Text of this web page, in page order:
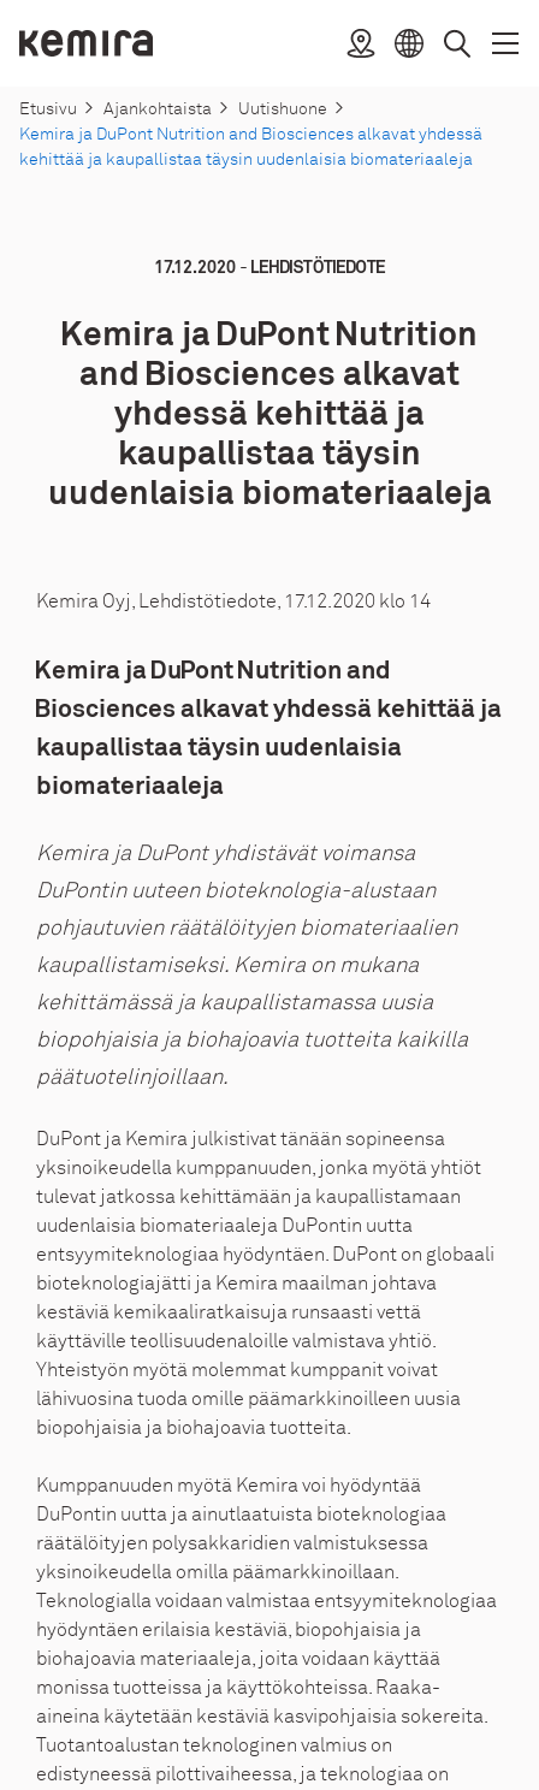
sisältöön
Kemira SijaintiValitseHaku
Avaa
Sulje
Etusivu
Ajankohtaista
Uutishuone
Kemira ja DuPont Nutrition and Biosciences alkavat yhdessä
kehittää ja kaupallistaa täysin uudenlaisia biomateriaaleja
17.12.2020- LEHDISTÖTIEDOTE
Kemira ja DuPont Nutrition
and Biosciences alkavat
yhdessä kehittää ja
kaupallistaa täysin
uudenlaisia biomateriaaleja
Kemira Oyj, Lehdistötiedote, 17.12.2020 klo 14
Kemira ja DuPont Nutrition and
Biosciences alkavat yhdessä kehittää ja
kaupallistaa täysin uudenlaisia
biomateriaaleja
Kemira ja DuPont yhdistävät voimansa
DuPontin uuteen bioteknologia-alustaan
pohjautuvien räätälöityjen biomateriaalien
kaupallistamiseksi. Kemira on mukana
kehittämässä ja kaupallistamassa uusia
biopohjaisia ja biohajoavia tuotteita kaikilla
päätuotelinjoillaan.
DuPont ja Kemira julkistivat tänään sopineensa
yksinoikeudella kumppanuuden, jonka myötä yhtiöt
tulevat jatkossa kehittämään ja kaupallistamaan
uudenlaisia biomateriaaleja DuPontin uutta
entsyymiteknologiaa hyödyntäen. DuPont on globaali
bioteknologiajätti ja Kemira maailman johtava
kestäviä kemikaaliratkaisuja runsaasti vettä
käyttäville teollisuudenaloille valmistava yhtiö.
Yhteistyön myötä molemmat kumppanit voivat
lähivuosina tuoda omille päämarkkinoilleen uusia
biopohjaisia ja biohajoavia tuotteita.
Kumppanuuden myötä Kemira voi hyödyntää
DuPontin uutta ja ainutlaatuista bioteknologiaa
räätälöityjen polysakkaridien valmistuksessa
yksinoikeudella omilla päämarkkinoillaan.
Teknologialla voidaan valmistaa entsyymiteknologiaa
hyödyntäen erilaisia kestäviä, biopohjaisia ja
biohajoavia materiaaleja, joita voidaan käyttää
monissa tuotteissa ja käyttökohteissa. Raaka-
aineina käytetään kestäviä kasvipohjaisia sokereita.
Tuotantoalustan teknologinen valmius on
edistyneessä pilottivaiheessa, ja teknologiaa on